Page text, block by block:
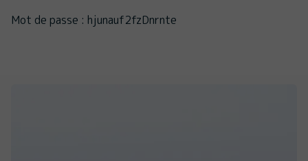
Mot de passe : hjunauf2fzDnrnte